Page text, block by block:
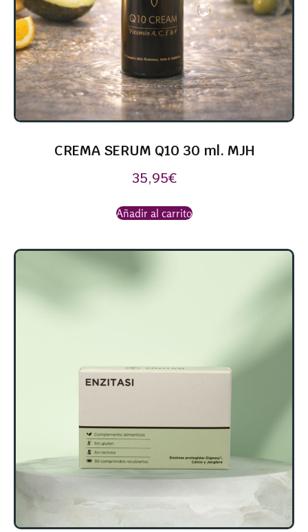
CREMA SERUM Q10 30 ml. MJH
35,95€
Añadir al carrito